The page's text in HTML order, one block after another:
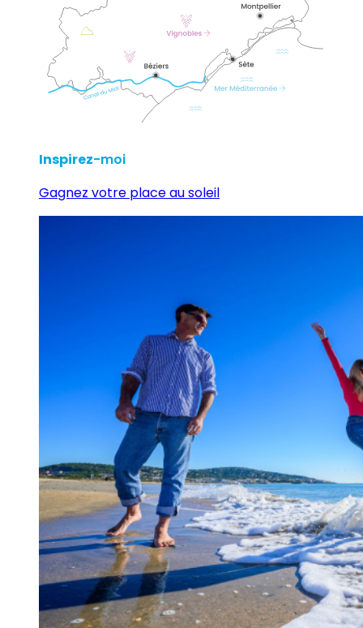
Inspirez-moi
Gagnez votre place au soleil